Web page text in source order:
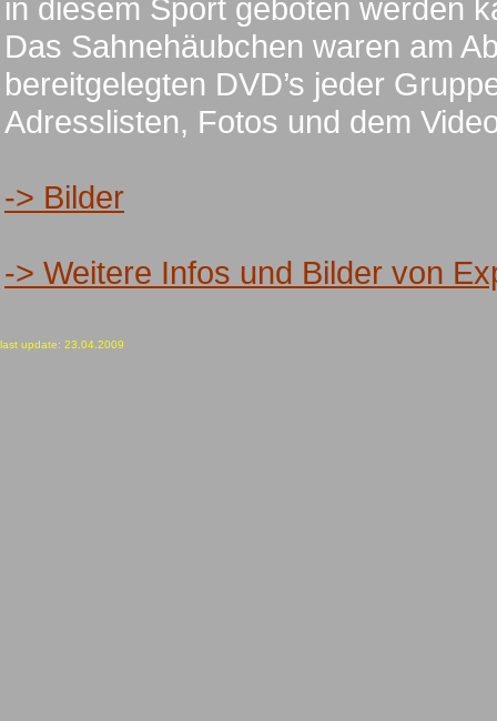
in diesem Sport geboten werden
Das Sahnehäubchen waren am
bereitgelegten DVD’s jeder
Adresslisten, Fotos und dem
-> Bilder
-> Weitere Infos und Bilder von
last update: 23.04.2009